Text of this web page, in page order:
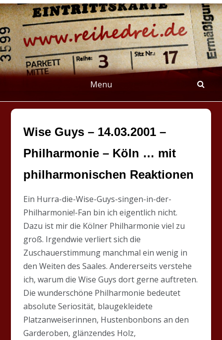
Skip
to
contentREIHEDREI
Berichte über Groß- und Kleinkunst
Menu
Wise Guys – 14.03.2001 –
Philharmonie – Köln … mit
philharmonischen Reaktionen
Ein Hurra-die-Wise-Guys-singen-in-der-
Philharmonie!-Fan bin ich eigentlich nicht.
Dazu ist mir die Kölner Philharmonie viel zu
groß. Irgendwie verliert sich die
Zuschauerstimmung manchmal ein wenig in
den Weiten des Saales. Andererseits verstehe
ich, warum die Wise Guys dort gerne auftreten.
Die wunderschöne Philharmonie bedeutet
absolute Seriosität, blaugekleidete
Platzanweiserinnen, Hustenbonbons an den
Garderoben, glänzendes Holz,